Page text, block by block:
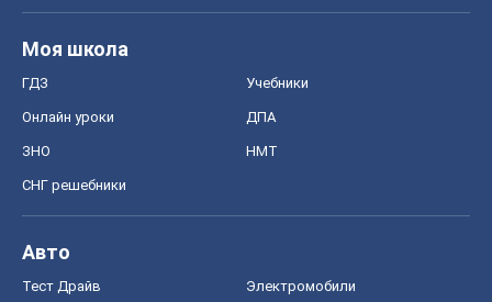
Моя школа
ГДЗ Учебники
Онлайн уроки ДПА
ЗНО НМТ
СНГ решебники
Авто
Тест Драйв Электромобили